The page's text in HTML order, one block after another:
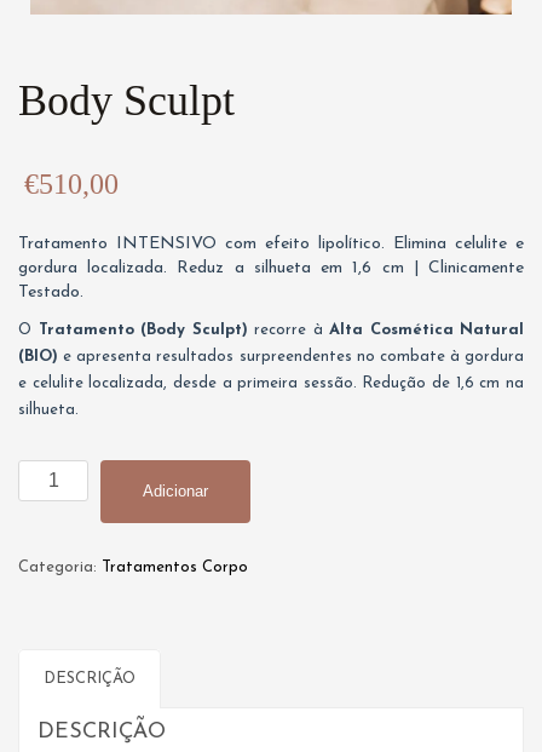
Body Sculpt
€510,00
Tratamento INTENSIVO com efeito lipolítico. Elimina celulite e
gordura localizada. Reduz a silhueta em 1,6 cm | Clinicamente
Testado.
O Tratamento (Body Sculpt) recorre à Alta Cosmética Natural
(BIO) e apresenta resultados surpreendentes no combate à gordura
e celulite localizada, desde a primeira sessão. Redução de 1,6 cm na
silhueta.
Quantidade
de
Adicionar
Categoria: Tratamentos Corpo
DESCRIÇÃO
DESCRIÇÃO